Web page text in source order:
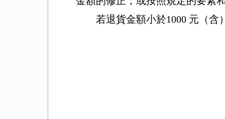
若退貨金額小於1000 元（含